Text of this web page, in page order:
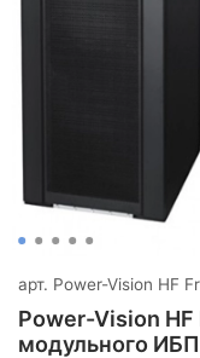
арт. Power-Vision HF
Power-Vision HF
модульного ИБП